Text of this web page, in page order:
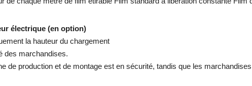
électrique (en option)
la hauteur du chargement
des marchandises.
de production et de montage est en sécurité, tandis que les